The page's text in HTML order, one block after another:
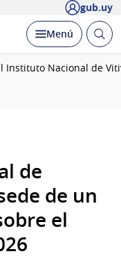
gub.uy
Desplegar
Menú Abrir
Instituto Nacional de
de
de un
el